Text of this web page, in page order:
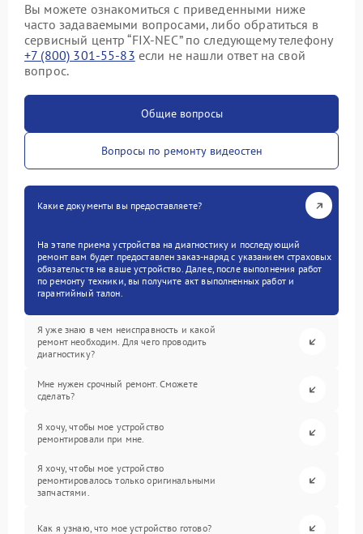
Вы можете ознакомиться с приведенными ниже
часто задаваемыми вопросами, либо обратиться в
сервисный центр “FIX-NEC” по следующему телефону
+7 (800) 301-55-83 если не нашли ответ на свой
вопрос.
Общие вопросы
Вопросы по ремонту видеостен
Какие документы вы предоставляете?
На этапе приема устройства на диагностику и последующий
ремонт вам будет предоставлен заказ-наряд с указанием страховых
обязательств на ваше устройство. Далее, после выполнения работ
по ремонту техники, вы получите акт выполненных работ и
гарантийный талон.
Я уже знаю в чем неисправность и какой
ремонт необходим. Для чего проводить
диагностику?
Мне нужен срочный ремонт. Сможете
сделать?
Я хочу, чтобы мое устройство
ремонтировали при мне.
Я хочу, чтобы мое устройство
ремонтировалось только оригинальными
запчастями.
Как я узнаю, что мое устройство готово?